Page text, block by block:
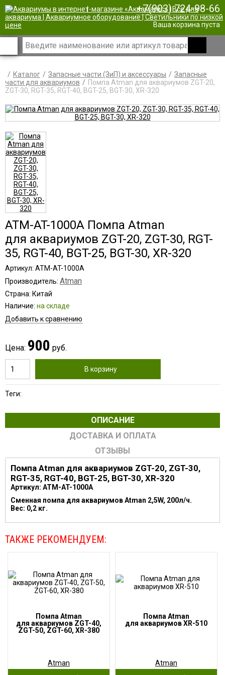
| +7(903) 724-98-66
Ваша корзина пуста
Каталог Запасные части (ЗиП) и аксессуары
Запасные
части для аквариумов
Помпа Atman для аквариумов ZGT-20,
ZGT-30, RGT-35, RGT-40, BGT-25, BGT-30, XR-320
ATM-AT-1000A Помпа Atman
для аквариумов ZGT-20, ZGT-30, RGT-
35, RGT-40, BGT-25, BGT-30, XR-320
Артикул: ATM-AT-1000A
Производитель: Atman
Страна: Китай
Наличие: на складе
Добавить к сравнению
Цена: 900 руб.
В корзину
Теги:
ОПИСАНИЕ
ДОСТАВКА И ОПЛАТА
ОТЗЫВЫ
Помпа Atman для аквариумов ZGT-20, ZGT-30,
RGT-35, RGT-40, BGT-25, BGT-30, XR-320
Артикул: ATM-AT-1000A
Сменная помпа для аквариумов Atman 2,5W, 200л/ч.
Вес: 0,2 кг.
ТАКЖЕ РЕКОМЕНДУЕМ:
Помпа Atman
для аквариумов ZGT-40,
ZGT-50, ZGT-60, XR-380
Atman
Помпа Atman
для аквариумов XR-510
Atman